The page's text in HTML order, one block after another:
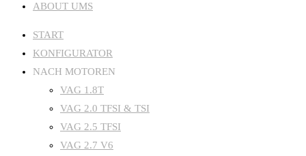
ABOUT UMS
START
KONFIGURATOR
NACH MOTOREN
VAG 1.8T
VAG 2.0 TFSI & TSI
VAG 2.5 TFSI
VAG 2.7 V6